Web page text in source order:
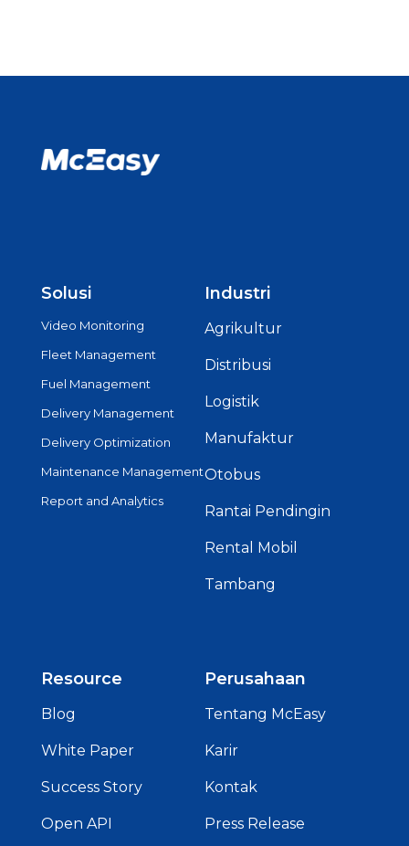
Solusi
Video Monitoring
Fleet Management
Fuel Management
Delivery Management
Delivery Optimization
Maintenance Management
Report and Analytics
Industri
Agrikultur
Distribusi
Logistik
Manufaktur
Otobus
Rantai Pendingin
Rental Mobil
Tambang
Resource
Blog
White Paper
Success Story
Open API
Perusahaan
Tentang McEasy
Karir
Kontak
Press Release